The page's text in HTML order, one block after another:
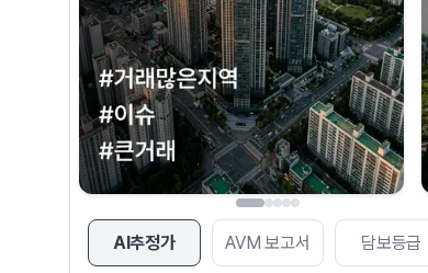
AI추정가 AVM 보고서 담보등급